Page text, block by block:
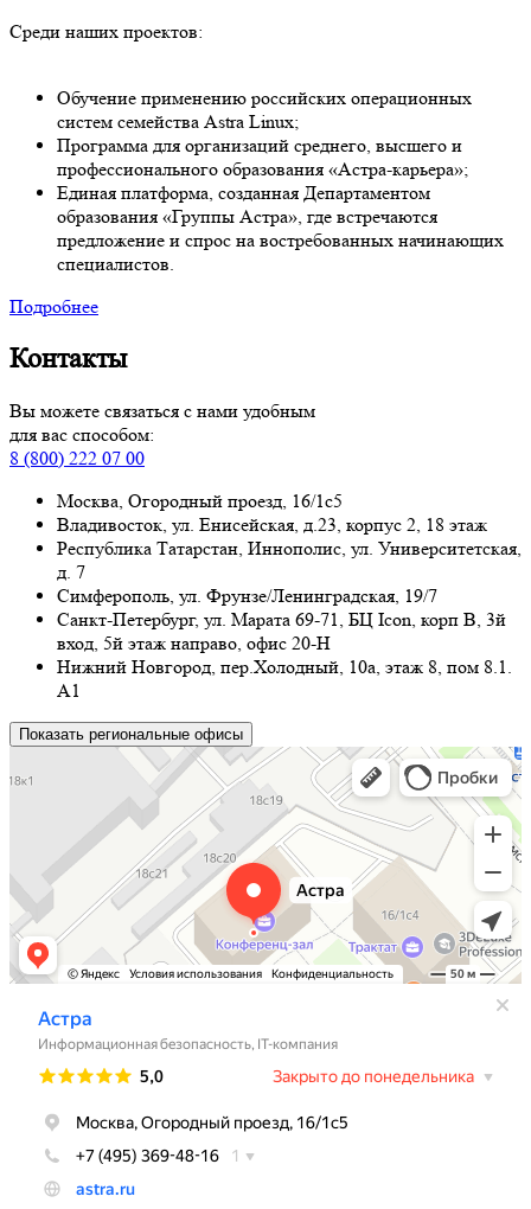
Среди наших проектов:
Обучение применению российских операционных
систем семейства Astra Linux;
Программа для организаций среднего, высшего и
профессионального образования «Астра-карьера»;
Единая платформа, созданная Департаментом
образования «Группы Астра», где встречаются
предложение и спрос на востребованных начинающих
специалистов.
Подробнее
Контакты
Вы можете связаться с нами удобным
для вас способом:
8 (800) 222 07 00
Москва, Огородный проезд, 16/1с5
Владивосток, ул. Енисейская, д.23, корпус 2, 18 этаж
Республика Татарстан, Иннополис, ул. Университетская,
д. 7
Симферополь, ул. Фрунзе/Ленинградская, 19/7
Санкт-Петербург, ул. Марата 69-71, БЦ Icon, корп B, 3й
вход, 5й этаж направо, офис 20-Н
Нижний Новгород, пер.Холодный, 10а, этаж 8, пом 8.1.
А1
Показать региональные офисы